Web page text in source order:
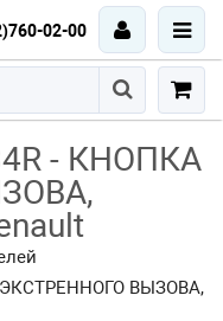
02-00
- КНОПКА
ЭКСТРЕННОГО ВЫЗОВА,